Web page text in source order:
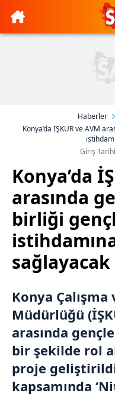
Haberler
Konya’da İŞKUR ve AVM
Giriş
Konya’da
arasında
birliği
sağlayacak
Konya
Müdürlüğü
arasında
bir şekilde rol
proje
kapsamında